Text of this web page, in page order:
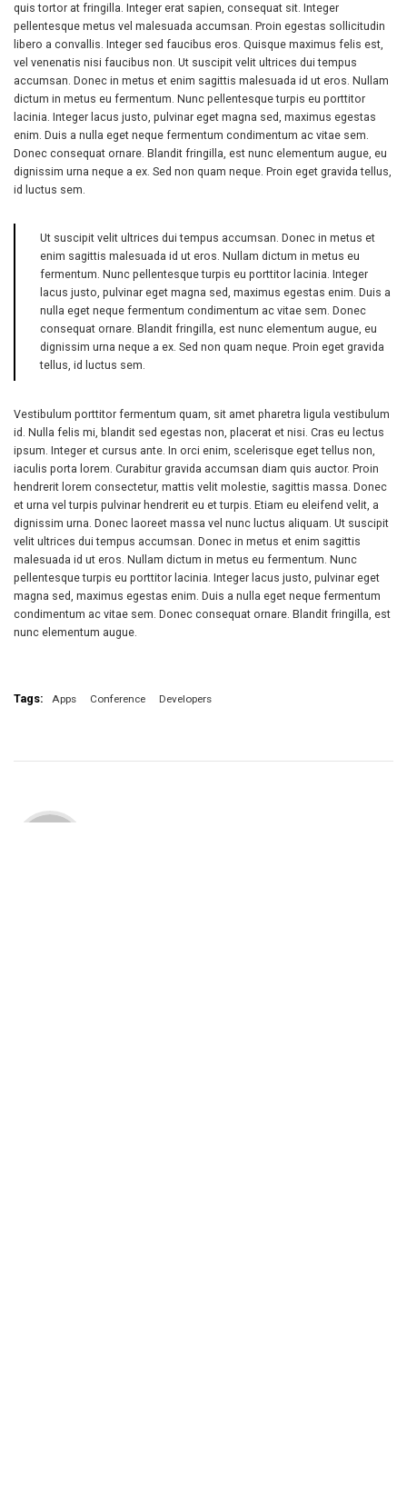
quis tortor at fringilla. Integer erat sapien, consequat sit. Integer
pellentesque metus vel malesuada accumsan. Proin egestas sollicitudin
libero a convallis. Integer sed faucibus eros. Quisque maximus felis est,
vel venenatis nisi faucibus non. Ut suscipit velit ultrices dui tempus
accumsan. Donec in metus et enim sagittis malesuada id ut eros. Nullam
dictum in metus eu fermentum. Nunc pellentesque turpis eu porttitor
lacinia. Integer lacus justo, pulvinar eget magna sed, maximus egestas
enim. Duis a nulla eget neque fermentum condimentum ac vitae sem.
Donec consequat ornare. Blandit fringilla, est nunc elementum augue, eu
dignissim urna neque a ex. Sed non quam neque. Proin eget gravida tellus,
id luctus sem.
Ut suscipit velit ultrices dui tempus accumsan. Donec in metus et
enim sagittis malesuada id ut eros. Nullam dictum in metus eu
fermentum. Nunc pellentesque turpis eu porttitor lacinia. Integer
lacus justo, pulvinar eget magna sed, maximus egestas enim. Duis a
nulla eget neque fermentum condimentum ac vitae sem. Donec
consequat ornare. Blandit fringilla, est nunc elementum augue, eu
dignissim urna neque a ex. Sed non quam neque. Proin eget gravida
tellus, id luctus sem.
Vestibulum porttitor fermentum quam, sit amet pharetra ligula vestibulum
id. Nulla felis mi, blandit sed egestas non, placerat et nisi. Cras eu lectus
ipsum. Integer et cursus ante. In orci enim, scelerisque eget tellus non,
iaculis porta lorem. Curabitur gravida accumsan diam quis auctor. Proin
hendrerit lorem consectetur, mattis velit molestie, sagittis massa. Donec
et urna vel turpis pulvinar hendrerit eu et turpis. Etiam eu eleifend velit, a
dignissim urna. Donec laoreet massa vel nunc luctus aliquam. Ut suscipit
velit ultrices dui tempus accumsan. Donec in metus et enim sagittis
malesuada id ut eros. Nullam dictum in metus eu fermentum. Nunc
pellentesque turpis eu porttitor lacinia. Integer lacus justo, pulvinar eget
magna sed, maximus egestas enim. Duis a nulla eget neque fermentum
condimentum ac vitae sem. Donec consequat ornare. Blandit fringilla, est
nunc elementum augue.
Tags: Apps Conference Developers